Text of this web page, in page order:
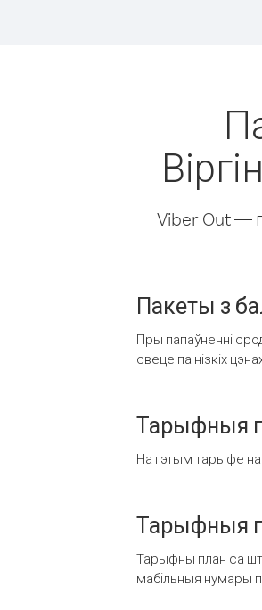
Viber Out —
Пакеты з
Пры папаўненні
свеце па нізкіх
Тарыфныя
На гэтым тарыфе на
Тарыфныя
Тарыфны план са
мабільныя нумары